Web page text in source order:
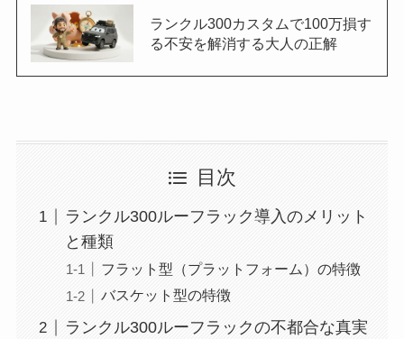
ランクル300カスタムで100万損す
る不安を解消する大人の正解
目次
ランクル300ルーフラック導入のメリット
と種類
フラット型（プラットフォーム）の特徴
バスケット型の特徴
ランクル300ルーフラックの不都合な真実